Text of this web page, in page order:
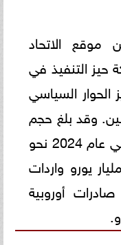
الاتحاد
حيز التنفيذ في
الحوار السياسي
وقد بلغ حجم
التبادل التجاري بين الطرفين في عام 2024 نحو
42.6 مليار يورو، منها 15.9 مليار يورو واردات
أوروبية